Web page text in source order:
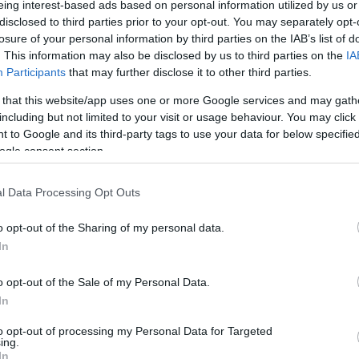
interest-based ads based on personal information utilized by us
to third parties prior to your opt-out. You may separately
of your personal information by third parties on the IAB’s list of
This information may also be disclosed by us to third parties on the
Participants that may further disclose it to other third parties.
that this website/app uses one or more Google services and may
but not limited to your visit or usage behaviour. You may
to Google and its third-party tags to use your data for below
consent section.
Data Processing Opt Outs
opt-out of the Sharing of my personal data.
opt-out of the Sale of my Personal Data.
opt-out of processing my Personal Data for Targeted
érlet erőszakértértékesítésérvényesség
esőéstrevételészevételeszikészrevátel észrevéel észrevel
észrevételekeueurópaevésévesbérletevészéves bérlet
fábry facebookfagyfagyoskodás fbfegyverfejlesztésfék
feljeletés felmérés
félmunka
felsővezeték szakadásfelszállás felszólításfelújításfenyegetés
figyelmeztetésfigyelő.netfigyelőnetfilatorigátfilmmúzeum
flirt fn fn24 foci foci eb fogas fogaskerekű
fogyasztóvédelem
fonódóforgali változásforgalmiforgalmista forgalmi ügyelet
forgalomirányítóforgalomszámlálásforgalom
Fővárosi Közgyűlés
pályafüzetfuzikfuzik zsoltg2galabürülékgalamb
asgysevgyűjtőfüzetgyűjtőjegy
határ útHatár úthátizsák hátrányos megkülönböztetés
házon kívül
hűtés hűtlen kezelésHűvösvölgyhűvösvölgy
időjárás
ii.kerület
ingyenes utazásingyen bkv instruktorinterjú intermedia
iroda iskola iskolakezdés
isztambul
IX. kerület
2015
2015
2015
2014